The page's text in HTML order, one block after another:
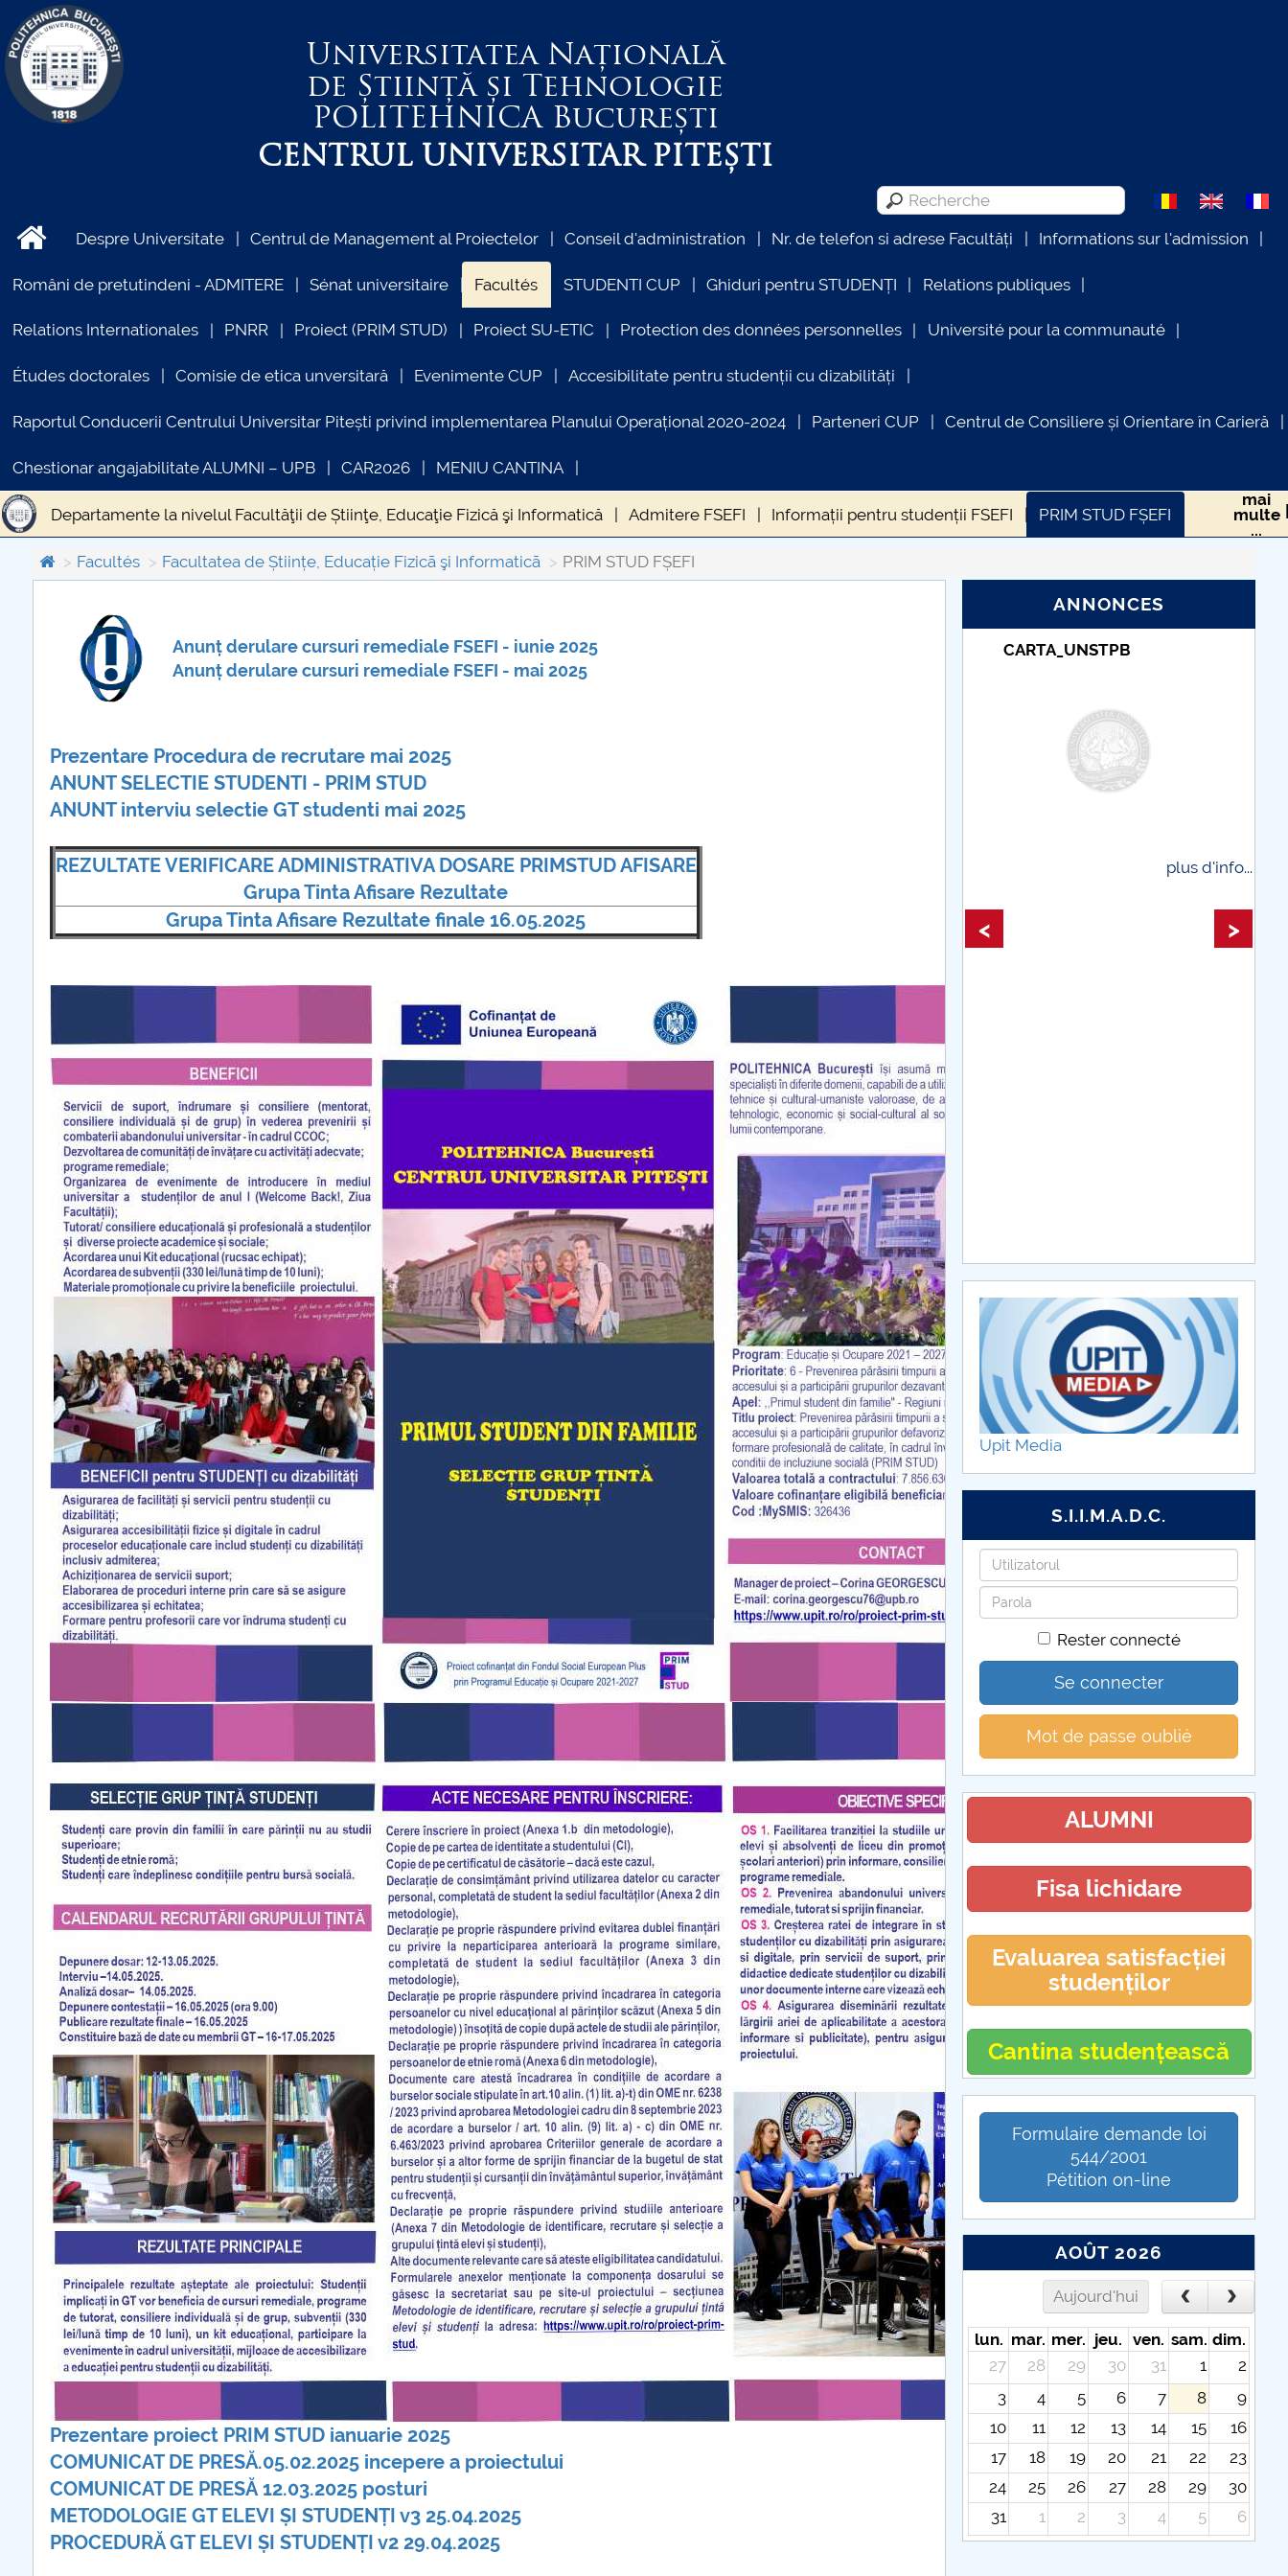
Universitatea Națională
de Știință și Tehnologie
POLITEHNICABucurești
CENTRUL UNIVERSITAR PITEȘTI
Despre Universitate Centrul de Management al Proiectelor Conseil d'administration Nr. de telefon si adrese Facultăți Informations sur l'admission
Români de pretutindeni - ADMITERE Sénat universitaire Facultés STUDENTI CUP Ghiduri pentru STUDENȚI Relations publiques
Relations Internationales PNRR Proiect (PRIM STUD) Proiect SU-ETIC Protection des données personnelles Université pour la communauté
Études doctorales Comisie de etica unversitară Evenimente CUP Accesibilitate pentru studenții cu dizabilități
Raportul Conducerii Centrului Universitar Pitești privind implementarea Planului Operațional 2020-2024 Parteneri CUP Centrul de Consiliere și Orientare în Carieră
Chestionar angajabilitate ALUMNI – UPB CAR2026 MENIU CANTINA
Departamente la nivelul Facultăţii de Știinţe, Educaţie Fizică şi Informatică Admitere FSEFI Informații pentru studenții FSEFI PRIM STUD FȘEFI
Regulamente, proceduri, metodologii și instrucțiuni FSEFI consiliul-fsefi Relaţii cu mediul socioeconomic şi internaţionale
Posturi scoase la concurs
Proiect UEFISCDI - Strategii de prevenire a deşeurilor pentru sustenabilitatea mediului Proiect NANOGELEXPLORE
mai
multe
...
Facultés
Facultatea de Științe, Educație Fizicã şi Informaticã PRIM STUD FȘEFI
Anunț derulare cursuri remediale FSEFI - iunie 2025
Anunț derulare cursuri remediale FSEFI - mai 2025
Prezentare Procedura de recrutare mai 2025
ANUNT SELECTIE STUDENTI - PRIM STUD
ANUNT interviu selectie GT studenti mai 2025
REZULTATE VERIFICARE ADMINISTRATIVA DOSARE PRIMSTUD AFISARE
Grupa Tinta Afisare Rezultate
Grupa Tinta Afisare Rezultate finale 16.05.2025
Prezentare proiect PRIM STUD ianuarie 2025
COMUNICAT DE PRESĂ.05.02.2025 incepere a proiectului
COMUNICAT DE PRESĂ 12.03.2025 posturi
METODOLOGIE GT ELEVI ȘI STUDENȚI v3 25.04.2025
PROCEDURĂ GT ELEVI ȘI STUDENȚI v2 29.04.2025
ANNONCES
COMUNICAT DE PRESA
PRIMSTUD 26.03.2026
plus d'info...
INFORMATII ACTE STUDII
plus d'info...
Taxe de școlarizare
plus d'info...
< >
Upit Media
S.I.I.M.A.D.C.
Identifiant
Mot
de
Rester connecté
Se connecter
Mot de passe oublié
ALUMNI
Fisa lichidare
Evaluarea satisfacției
studenților
Cantina studențească
Formulaire demande loi
544/2001
Pétition on-line
AOÛT 2026
Aujourd'hui
lun. mar. mer. jeu. ven. sam. dim.
27
28 29 30 31 1
2
3
4 5 6 7 8
9
10
11 12 13 14 15
16
17
18 19 20 21 22
23
24
25 26 27 28 29
30
31
1 2 3 4 5 6